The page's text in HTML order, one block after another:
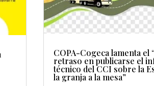
COPA-Cogeca lamenta el
retraso en publicarse el
técnico del CCI sobre la
la granja a la mesa”